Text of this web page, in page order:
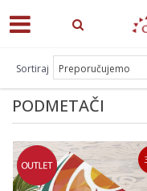
ODEĆA -30% /
PODMETAČI
Sortiraj